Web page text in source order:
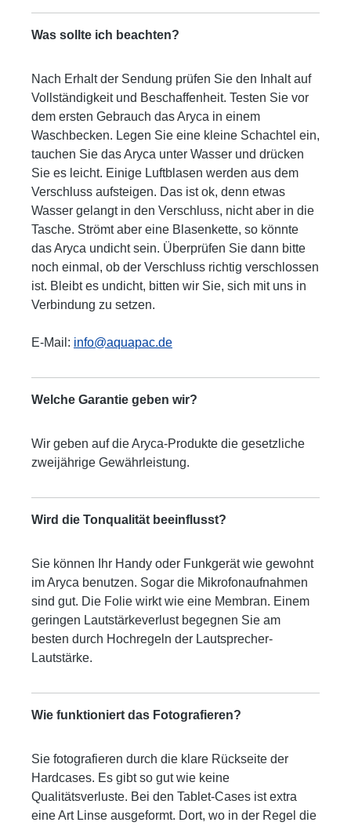
Was sollte ich beachten?
Nach Erhalt der Sendung prüfen Sie den Inhalt auf
Vollständigkeit und Beschaffenheit. Testen Sie vor
dem ersten Gebrauch das Aryca in einem
Waschbecken. Legen Sie eine kleine Schachtel ein,
tauchen Sie das Aryca unter Wasser und drücken
Sie es leicht. Einige Luftblasen werden aus dem
Verschluss aufsteigen. Das ist ok, denn etwas
Wasser gelangt in den Verschluss, nicht aber in die
Tasche. Strömt aber eine Blasenkette, so könnte
das Aryca undicht sein. Überprüfen Sie dann bitte
noch einmal, ob der Verschluss richtig verschlossen
ist. Bleibt es undicht, bitten wir Sie, sich mit uns in
Verbindung zu setzen.
E-Mail: info@aquapac.de
Welche Garantie geben wir?
Wir geben auf die Aryca-Produkte die gesetzliche
zweijährige Gewährleistung.
Wird die Tonqualität beeinflusst?
Sie können Ihr Handy oder Funkgerät wie gewohnt
im Aryca benutzen. Sogar die Mikrofonaufnahmen
sind gut. Die Folie wirkt wie eine Membran. Einem
geringen Lautstärkeverlust begegnen Sie am
besten durch Hochregeln der Lautsprecher-
Lautstärke.
Wie funktioniert das Fotografieren?
Sie fotografieren durch die klare Rückseite der
Hardcases. Es gibt so gut wie keine
Qualitätsverluste. Bei den Tablet-Cases ist extra
eine Art Linse ausgeformt. Dort, wo in der Regel die